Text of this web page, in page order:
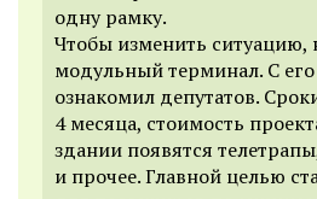
одну рамку.
Чтобы изменить
модульный терминал. С
ознакомил депутатов.
4 месяца, стоимость
здании появятся
и прочее. Главной целью